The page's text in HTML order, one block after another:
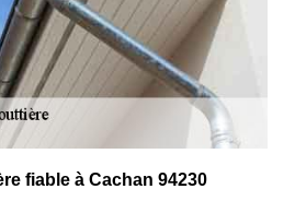
fiable à Cachan 94230